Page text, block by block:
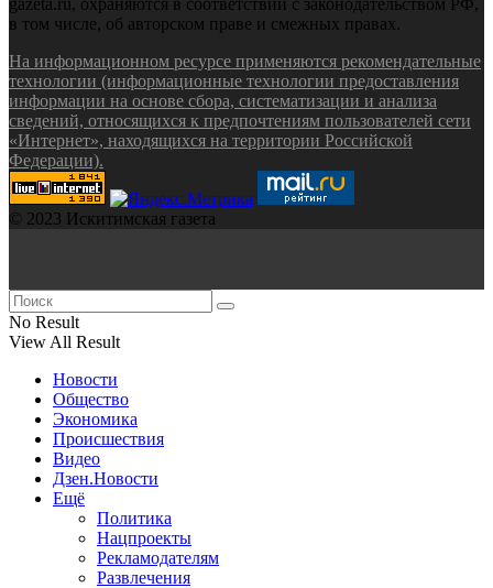
gazeta.ru, охраняются в соответствии с законодательством РФ,
в том числе, об авторском праве и смежных правах.
На информационном ресурсе применяются рекомендательные
технологии (информационные технологии предоставления
информации на основе сбора, систематизации и анализа
сведений, относящихся к предпочтениям пользователей сети
«Интернет», находящихся на территории Российской
Федерации).
© 2023 Искитимская газета
No Result
View All Result
Новости
Общество
Экономика
Происшествия
Видео
Дзен.Новости
Ещё
Политика
Нацпроекты
Рекламодателям
Развлечения